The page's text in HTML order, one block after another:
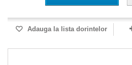
Adauga la lista dorintelor